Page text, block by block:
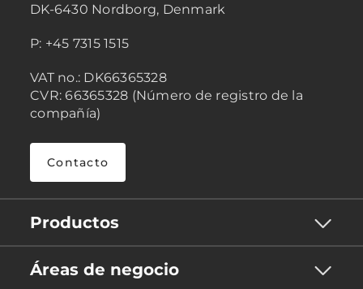
DK-6430 Nordborg, Denmark
P: +45 7315 1515
VAT no.: DK66365328
CVR: 66365328 (Número de registro de la
compañía)
Contacto
Productos
Áreas de negocio